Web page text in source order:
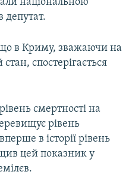
національною
в Криму, зважаючи на
спостерігається
смертності на
рівень
в історії рівень
цей показник у